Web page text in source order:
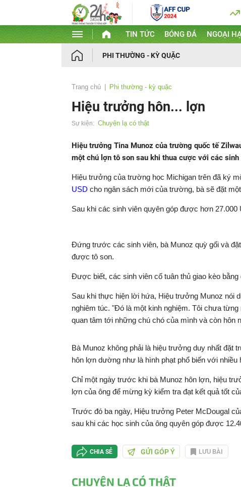
TIN TỨC BÓNG ĐÁ NGOẠI
PHI THƯỜNG - KỲ QUẶC
Trang chủ Phi thường - kỳ quặc
Hiệu trưởng hôn... lợn
Sự kiện: Chuyện lạ có thật
Hiệu trưởng Tina Munoz của trường quốc tế
một chú lợn tô son sau khi thua cược với các sinh
Hiệu trưởng của trường học Michigan trên đã ký
USD cho ngân sách mới của trường, bà sẽ đặt
Sau khi các sinh viên quyên góp được hơn
Đứng trước các sinh viên, bà Munoz quỳ gối và
được tô son.
Được biết, các sinh viên cố tuân thủ giao kèo
Sau khi thực hiện lời hứa, Hiệu trưởng Munoz nói
nghiêm túc. "Đó là một kinh nghiệm. Tôi chưa
quan tâm tới những chú chó của mình và còn hôn
Bà Munoz không phải là hiệu trưởng duy nhất đặt
hôn lợn dường như là hình phạt phổ biến với nhiều
Chỉ một ngày trước khi bà Munoz hôn lợn, hiệu
lợn của ông để mừng kỳ kiểm tra đạt kết quả tốt
Trước đó ba ngày, Hiệu trưởng Peter McDougal
sau khi các học sinh của ông quyên góp được
CHIA SẺ GỬI GÓP Ý LƯU BÀI
CHUYỆN LẠ CÓ THẬT